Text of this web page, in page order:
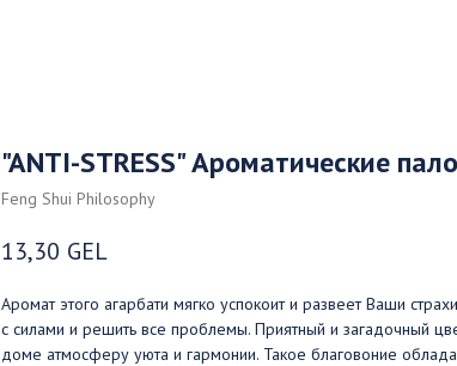
"ANTI-STRESS" Ароматические
Feng Shui Philosophy
13,30 GEL
Аромат этого агарбати мягко успокоит и развеет Ваши
с силами и решить все проблемы. Приятный и загадочный
доме атмосферу уюта и гармонии. Такое благовоние